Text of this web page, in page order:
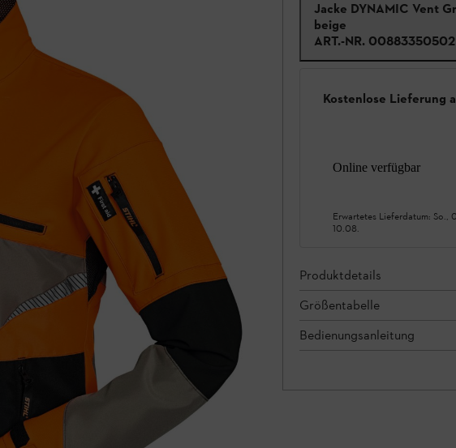
Jacke DYNAMIC Vent
beige
ART.-NR. 00883350502
Kostenlose Lieferung
Online verfügbar
Erwartetes Lieferdatum: So.,
10.08.
Produktdetails
Größentabelle
Bedienungsanleitung